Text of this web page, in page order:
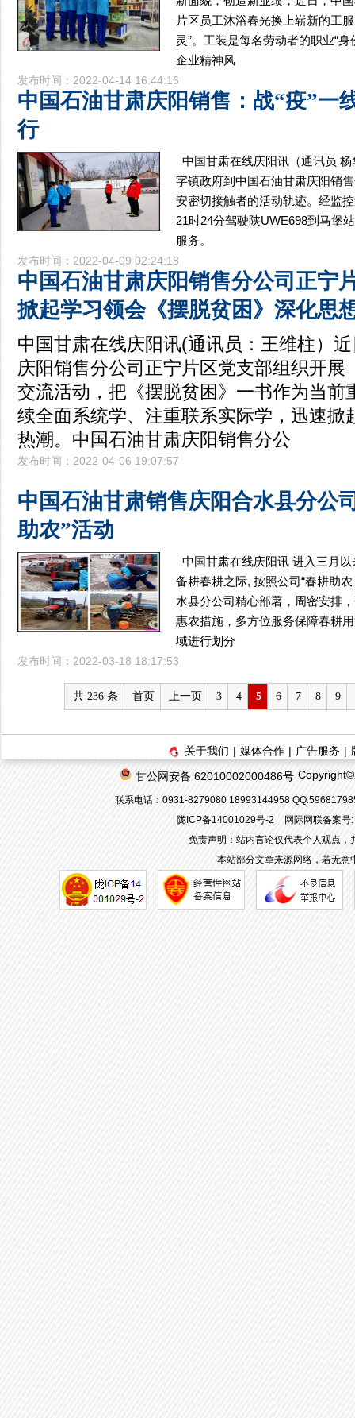
片区员工沐浴春光换上崭新的工
灵”。工装是每名劳动者的职业“
企业精神风
发布时间：2022-04-14 16:44:16
中国石油甘肃庆阳销售：战“疫”一
行
中国甘肃在线庆阳讯（通讯员
字镇政府到中国石油甘肃庆阳销
安密切接触者的活动轨迹。经监
21时24分驾驶陕UWE698到马堡
服务。
发布时间：2022-04-09 02:24:18
中国石油甘肃庆阳销售分公司正宁
掀起学习领会《摆脱贫困》深化思
中国甘肃在线庆阳讯(通讯员：王维柱）
庆阳销售分公司正宁片区党支部组织开展
交流活动，把《摆脱贫困》一书作为当前
续全面系统学、注重联系实际学，迅速掀
热潮。中国石油甘肃庆阳销售分公
发布时间：2022-04-06 19:07:57
中国石油甘肃销售庆阳合水县分公
助农”活动
中国甘肃在线庆阳讯 进入三月
备耕春耕之际, 按照公司“春耕助
水县分公司精心部署，周密安排
惠农措施，多方位服务保障春耕
域进行划分
发布时间：2022-03-18 18:17:53
共 236 条 首页 上一页 3 4 5 6 7 8 9
关于我们 | 媒体合作 | 广告服务 |
甘公网安备 62010002000486号
联系电话：0931-8279080 18993144958
陇ICP备14001029号-2
网际网联备案
免责声明：站内言论仅代表个人观点
本站部分文章来源网络，若无意